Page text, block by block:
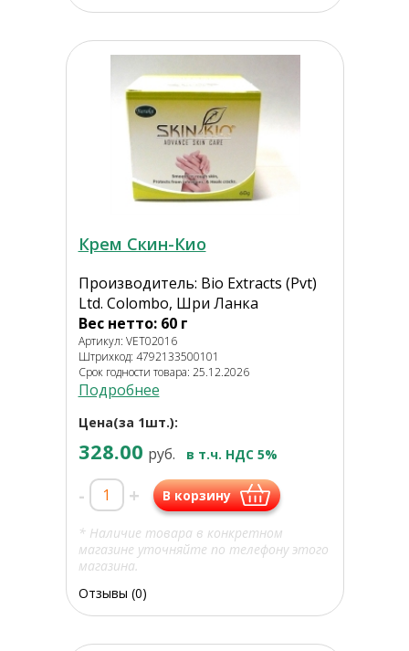
Крем Скин-Кио
Производитель: Bio Extracts (Pvt)
Ltd. Colombo, Шри Ланка
Вес нетто: 60 г
Артикул: VET02016
Штрихкод: 4792133500101
Срок годности товара: 25.12.2026
Подробнее
Цена(за 1шт.):
328.00 руб. в т.ч. НДС 5%
- + В корзину
* Наличие товара в конкретном
магазине уточняйте по телефону этого
магазина.
Отзывы (0)